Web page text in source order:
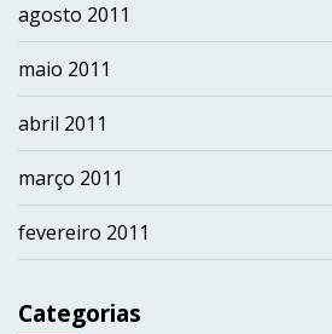
agosto 2011
maio 2011
abril 2011
março 2011
fevereiro 2011
Categorias